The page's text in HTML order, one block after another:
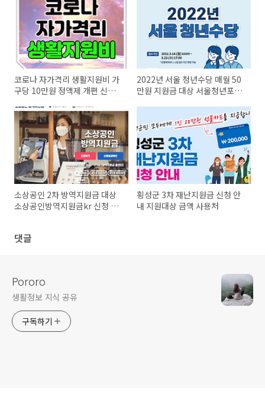
코로나 자가격리 생활지원비 가
구당 10만원 정액제 개편 신청
2022년 서울 청년수당 매월 50
만원 지원금 대상 서울청년포털
소상공인 2차 방역지원금 대상
소상공인방역지원금kr 신청 바
횡성군 3차 재난지원금 신청 안
내 지원대상 금액 사용처
댓글
Pororo
생활정보 지식 공유
구독하기